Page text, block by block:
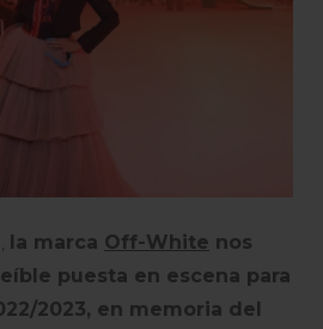
la marca Off-White nos
puesta en escena para
2023, en memoria del